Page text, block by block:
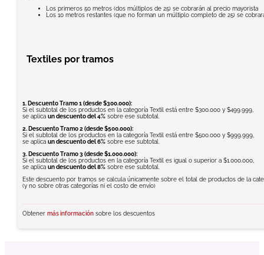
Los primeros 50 metros (dos múltiplos de 25) se cobrarán al precio mayorista
Los 10 metros restantes (que no forman un múltiplo completo de 25) se
Textiles por tramos
1. Descuento Tramo 1 (desde $300.000):
Si el subtotal de los productos en la categoría Textil está entre $300.000 y $499.999,
se aplica un descuento del 4%sobre ese subtotal.
2. Descuento Tramo 2 (desde $500.000):
Si el subtotal de los productos en la categoría Textil está entre $500.000 y $999.999,
se aplica un descuento del 6%sobre ese subtotal.
3. Descuento Tramo 3 (desde $1.000.000):
Si el subtotal de los productos en la categoría Textil es igual o superior a $1.000.000,
se aplica un descuento del 8%sobre ese subtotal.
Este descuento por tramos se calcula únicamente sobre el total de productos de la
(y no sobre otras categorías ni el costo de envío)
Obtener más informaciónsobre los descuentos